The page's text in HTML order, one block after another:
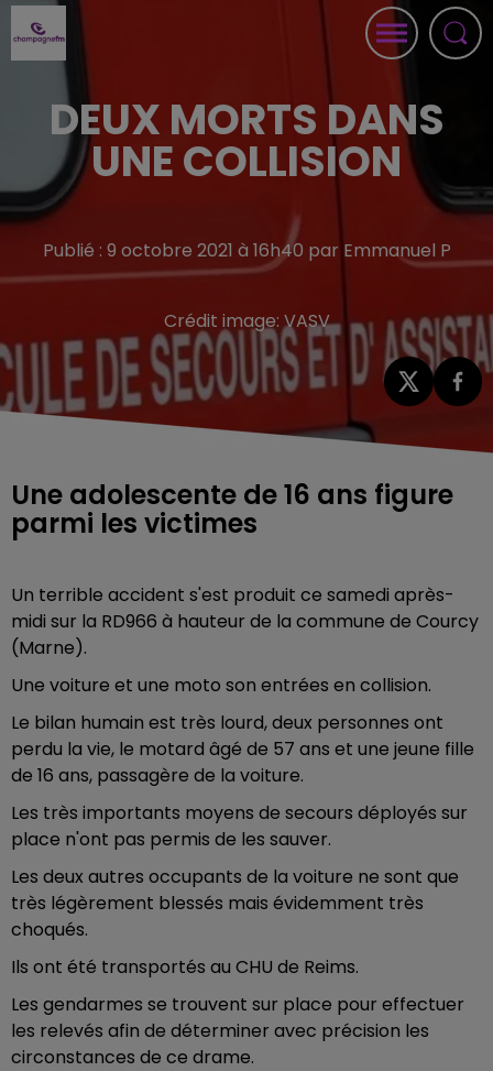
DEUX MORTS DANS
UNE COLLISION
Publié : 9 octobre 2021 à 16h40 par Emmanuel P
Crédit image:VASV
Une adolescente de 16 ans figure
parmi les victimes
Un terrible accident s'est produit ce samedi après-
midi sur la RD966 à hauteur de la commune de Courcy
(Marne).
Une voiture et une moto son entrées en collision.
Le bilan humain est très lourd, deux personnes ont
perdu la vie, le motard âgé de 57 ans et une jeune fille
de 16 ans, passagère de la voiture.
Les très importants moyens de secours déployés sur
place n'ont pas permis de les sauver.
Les deux autres occupants de la voiture ne sont que
très légèrement blessés mais évidemment très
choqués.
Ils ont été transportés au CHU de Reims.
Les gendarmes se trouvent sur place pour effectuer
les relevés afin de déterminer avec précision les
circonstances de ce drame.